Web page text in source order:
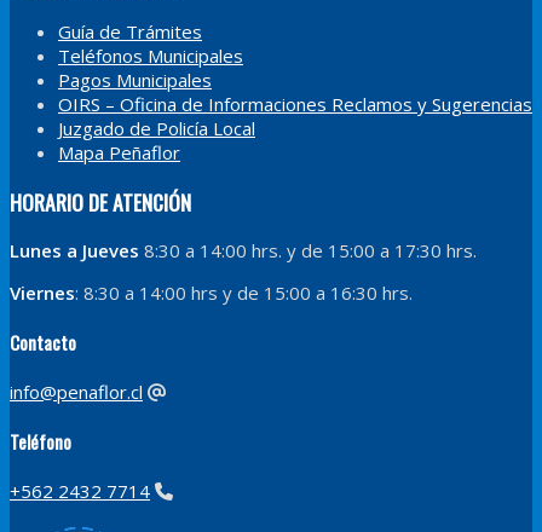
Guía de Trámites
Teléfonos Municipales
Pagos Municipales
OIRS – Oficina de Informaciones Reclamos y Sugerencias
Juzgado de Policía Local
Mapa Peñaflor
HORARIO DE ATENCIÓN
Lunes a Jueves 8:30 a 14:00 hrs. y de 15:00 a 17:30 hrs.
Viernes: 8:30 a 14:00 hrs y de 15:00 a 16:30 hrs.
Contacto
info@penaflor.cl
Teléfono
+562 2432 7714